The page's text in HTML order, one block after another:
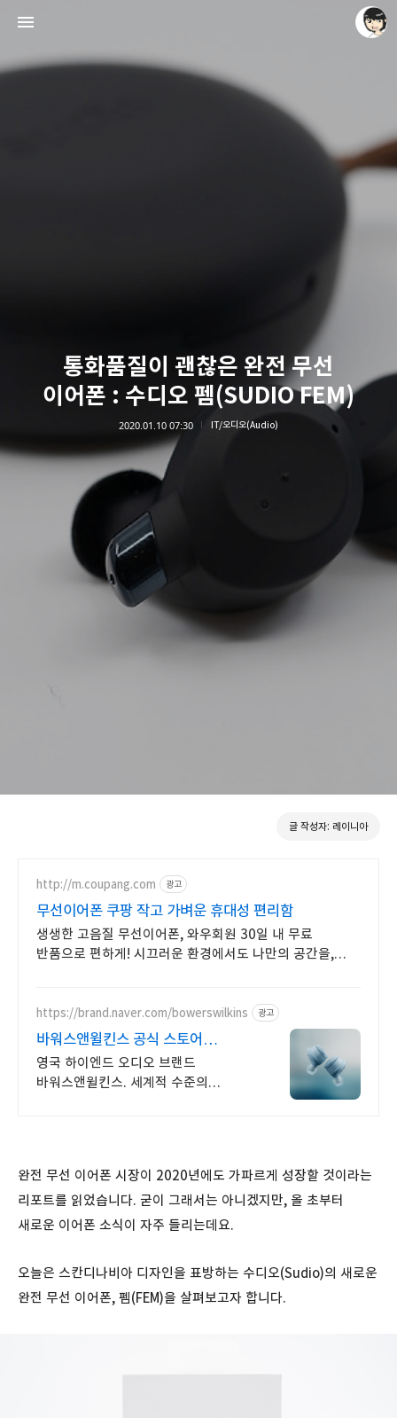
통화품질이 괜찮은 완전 무선
이어폰 : 수디오 펨(SUDIO FEM)
2020.01.10 07:30 IT/오디오(Audio)
글 작성자: 레이니아
http://m.coupang.com 광고
무선이어폰 쿠팡 작고 가벼운 휴대성 편리함
생생한 고음질 무선이어폰, 와우회원 30일 내 무료
반품으로 편하게! 시끄러운 환경에서도 나만의 공간을,
https://brand.naver.com/bowerswilkins 광고
바워스앤윌킨스 공식 스토어
하이엔드 명품 오디오
영국 하이엔드 오디오 브랜드
바워스앤윌킨스. 세계적 수준의
완전 무선 이어폰 시장이 2020년에도 가파르게 성장할 것이라는
리포트를 읽었습니다. 굳이 그래서는 아니겠지만, 올 초부터
새로운 이어폰 소식이 자주 들리는데요.
오늘은 스칸디나비아 디자인을 표방하는 수디오(Sudio)의 새로운
완전 무선 이어폰, 펨(FEM)을 살펴보고자 합니다.